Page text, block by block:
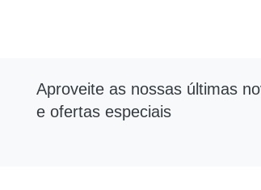
Aproveite as nossas últimas
e ofertas especiais